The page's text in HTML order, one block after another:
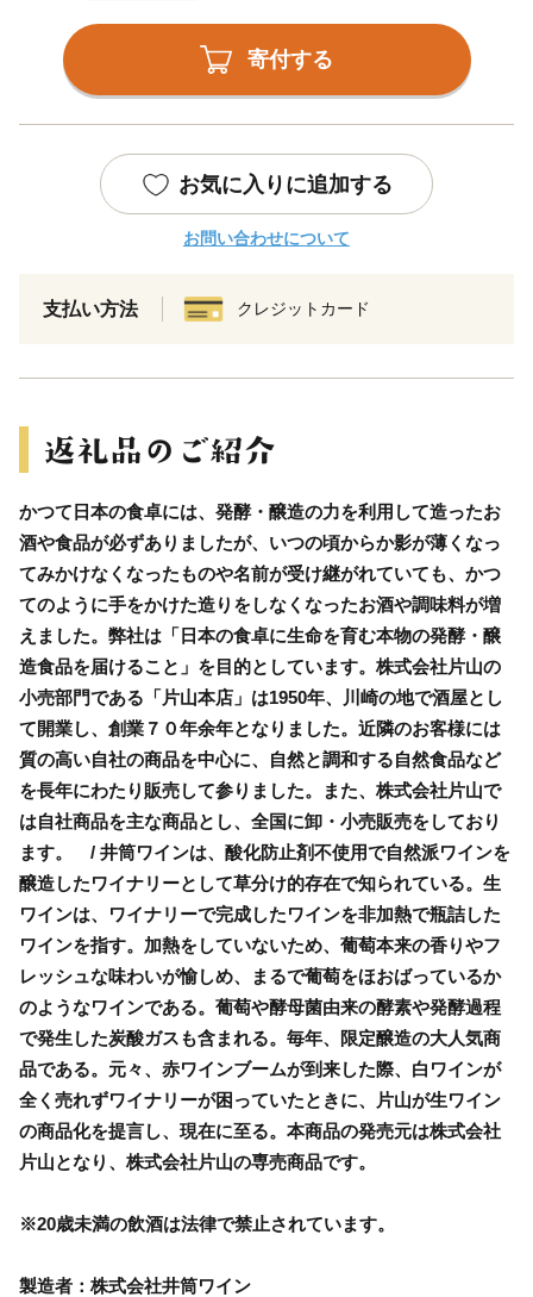
寄付する
お気に入りに追加する
お問い合わせについて
支払い方法 クレジットカード
かつて日本の食卓には、発酵・醸造の力を利用して造ったお
酒や食品が必ずありましたが、いつの頃からか影が薄くなっ
てみかけなくなったものや名前が受け継がれていても、かつ
てのように手をかけた造りをしなくなったお酒や調味料が増
えました。弊社は「日本の食卓に生命を育む本物の発酵・醸
造食品を届けること」を目的としています。株式会社片山の
小売部門である「片山本店」は1950年、川崎の地で酒屋とし
て開業し、創業７０年余年となりました。近隣のお客様には
質の高い自社の商品を中心に、自然と調和する自然食品など
を長年にわたり販売して参りました。また、株式会社片山で
は自社商品を主な商品とし、全国に卸・小売販売をしており
ます。 / 井筒ワインは、酸化防止剤不使用で自然派ワインを
醸造したワイナリーとして草分け的存在で知られている。生
ワインは、ワイナリーで完成したワインを非加熱で瓶詰した
ワインを指す。加熱をしていないため、葡萄本来の香りやフ
レッシュな味わいが愉しめ、まるで葡萄をほおばっているか
のようなワインである。葡萄や酵母菌由来の酵素や発酵過程
で発生した炭酸ガスも含まれる。毎年、限定醸造の大人気商
品である。元々、赤ワインブームが到来した際、白ワインが
全く売れずワイナリーが困っていたときに、片山が生ワイン
の商品化を提言し、現在に至る。本商品の発売元は株式会社
片山となり、株式会社片山の専売商品です。
※20歳未満の飲酒は法律で禁止されています。
製造者：株式会社井筒ワイン